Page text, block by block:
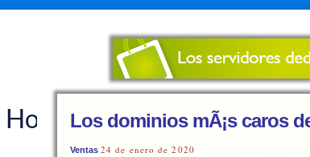
Los dominios mÃ¡s caros
Ventas 24 de enero de 2020